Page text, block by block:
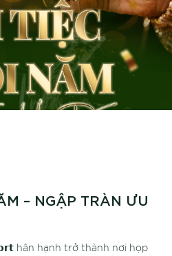
– NGẬP TRÀN ƯU
hân hạnh trở thành nơi họp